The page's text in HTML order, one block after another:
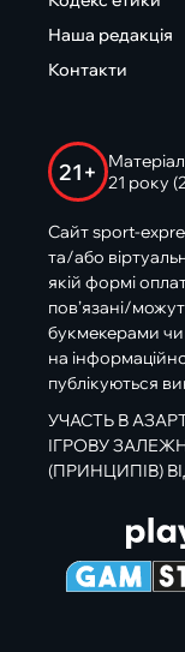
Наша редакція
Контакти
21+
21 року
Сайт sport-
та/або
якій формі
пов’язані/
букмекерами чи
на
публікуються
УЧАСТЬ В
ІГРОВУ
(ПРИНЦИПІВ)